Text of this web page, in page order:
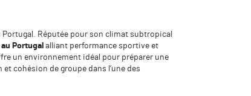
Réputée pour son climat subtropical
Portugal alliant performance sportive et
un environnement idéal pour préparer une
cohésion de groupe dans l’une des